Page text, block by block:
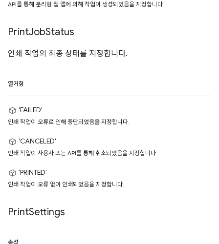
API를 통해 분리형 웹 앱에 의해 작업이 생성되었음을 지정합니다.
PrintJobStatus
인쇄 작업의 최종 상태를 지정합니다.
열거형
'FAILED'
인쇄 작업이 오류로 인해 중단되었음을 지정합니다.
'CANCELED'
인쇄 작업이 사용자 또는 API를 통해 취소되었음을 지정합니다.
'PRINTED'
인쇄 작업이 오류 없이 인쇄되었음을 지정합니다.
PrintSettings
속성